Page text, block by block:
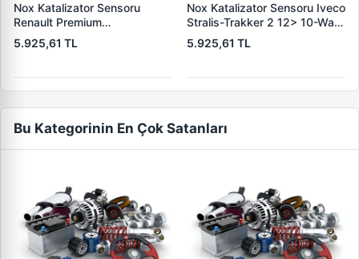
Nox Katalizator Sensoru
Renault Premium
430/440/450/460 Volvo Fm
Euro 6 | YUNYI NOX0510 |
5.925,61 TL
Nox Katalizator Sensoru Iveco
Stralis-Trakker 2 12> 10-Way
19> Euro 6 834 Mm - 5 Pin |
YUNYI NOX1208 | OEM
5.925,61 TL
Bu Kategorinin En Çok Satanları